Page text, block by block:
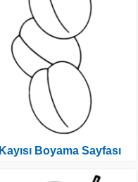
Kayısı Boyama Sayfası